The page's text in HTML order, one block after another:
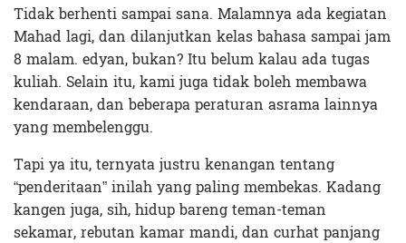
Tidak berhenti sampai sana. Malamnya ada kegiatan
Mahad lagi, dan dilanjutkan kelas bahasa sampai jam
8 malam. edyan, bukan? Itu belum kalau ada tugas
kuliah. Selain itu, kami juga tidak boleh membawa
kendaraan, dan beberapa peraturan asrama lainnya
yang membelenggu.
Tapi ya itu, ternyata justru kenangan tentang
“penderitaan” inilah yang paling membekas. Kadang
kangen juga, sih, hidup bareng teman-teman
sekamar, rebutan kamar mandi, dan curhat panjang